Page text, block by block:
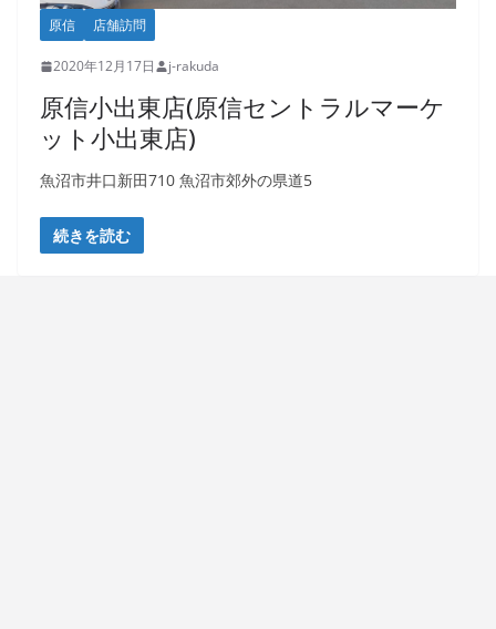
原信 店舗訪問
2020年12月17日 j-rakuda
原信小出東店(原信セントラルマーケ
ット小出東店)
魚沼市井口新田710 魚沼市郊外の県道5
続きを読む